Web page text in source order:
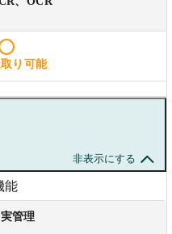
り可能
非表示にする
能
管理